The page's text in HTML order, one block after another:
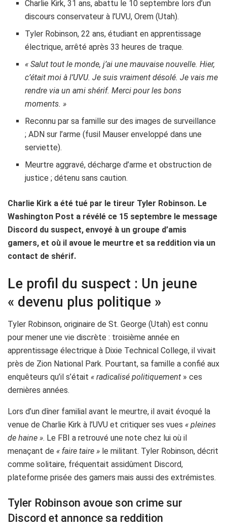
Charlie Kirk, 31 ans, abattu le 10 septembre lors d’un
discours conservateur à l’UVU, Orem (Utah).
Tyler Robinson, 22 ans, étudiant en apprentissage
électrique, arrêté après 33 heures de traque.
« Salut tout le monde, j’ai une mauvaise nouvelle. Hier,
c’était moi à l’UVU. Je suis vraiment désolé. Je vais me
rendre via un ami shérif. Merci pour les bons
moments. »
Reconnu par sa famille sur des images de surveillance
; ADN sur l’arme (fusil Mauser enveloppé dans une
serviette).
Meurtre aggravé, décharge d’arme et obstruction de
justice ; détenu sans caution.
Charlie Kirk a été tué par le tireur Tyler Robinson. Le
Washington Post a révélé ce 15 septembre le message
Discord du suspect, envoyé à un groupe d’amis
gamers, et où il avoue le meurtre et sa reddition via un
contact de shérif.
Le profil du suspect : Un jeune
« devenu plus politique »
Tyler Robinson, originaire de St. George (Utah) est connu
pour mener une vie discrète : troisième année en
apprentissage électrique à Dixie Technical College, il vivait
près de Zion National Park. Pourtant, sa famille a confié aux
enquêteurs qu’il s’était « radicalisé politiquement » ces
dernières années.
Lors d’un dîner familial avant le meurtre, il avait évoqué la
venue de Charlie Kirk à l’UVU et critiquer ses vues « pleines
de haine ». Le FBI a retrouvé une note chez lui où il
menaçant de « faire taire » le militant. Tyler Robinson, décrit
comme solitaire, fréquentait assidûment Discord,
plateforme prisée des gamers mais aussi des extrémistes.
Tyler Robinson avoue son crime sur
Discord et annonce sa reddition